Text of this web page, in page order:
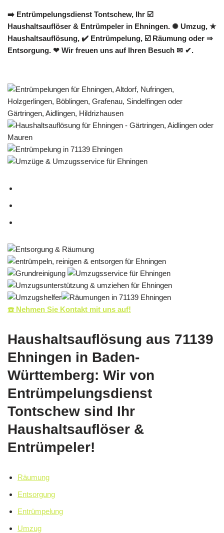
➡️ Entrümpelungsdienst Tontschew, Ihr ☑️
Haushaltsauflöser & Entrümpeler in Ehningen. ✺ Umzug, ★
Haushaltsauflösung, ✔️ Entrümpelung, ☑️ Räumung oder ⇒
Entsorgung. ❤ Wir freuen uns auf Ihren Besuch ✉ ✔.
☎️ Nehmen Sie Kontakt mit uns auf!
Haushaltsauflösung aus 71139
Ehningen in Baden-
Württemberg: Wir von
Entrümpelungsdienst
Tontschew sind Ihr
Haushaltsauflöser &
Entrümpeler!
Räumung
Entsorgung
Entrümpelung
Umzug